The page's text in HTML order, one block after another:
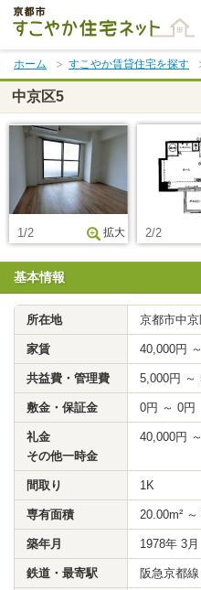
本
文
ま
で
ス
キ
ホーム すこやか賃貸住宅を探す
中京区5
1/2 拡大 2/2
基本情報
所在地 京都市中
家賃 40,000円
共益費・管理費 5,000円 ～
敷金・保証金 0円 ～ 0円
礼金
その他一時金
40,000円
間取り 1K
専有面積 20.00m² ～
築年月 1978年 3月
鉄道・最寄駅 阪急京都